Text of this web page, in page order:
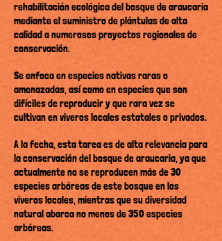
rehabilitación ecológica del bosque de araucaria
mediante el suministro de plántulas de alta
calidad a numerosos proyectos regionales de
conservación.
Se enfoca en especies nativas raras o
amenazadas, así como en especies que son
difíciles de reproducir y que rara vez se
cultivan en viveros locales estatales o privados.
A la fecha, esta tarea es de alta relevancia para
la conservación del bosque de araucaria, ya que
actualmente no se reproducen más de 30
especies arbóreas de este bosque en los
viveros locales, mientras que su diversidad
natural abarca no menos de 350 especies
arbóreas.